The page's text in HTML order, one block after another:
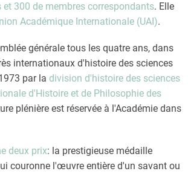
300 de membres correspondants. Elle
Académique Internationale (UAI).
générale tous les quatre ans, dans
internationaux d'histoire des sciences
par la division d'histoire des sciences
d'Histoire et de Philosophie des
plénière est réservée à l'Académie dans
deux prix: la prestigieuse médaille
couronne l'œuvre entière d'un savant ou